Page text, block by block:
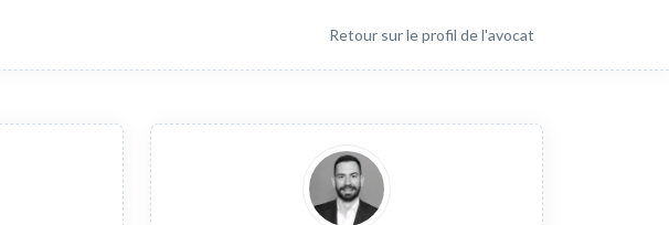
Retour sur le profil de l'avocat